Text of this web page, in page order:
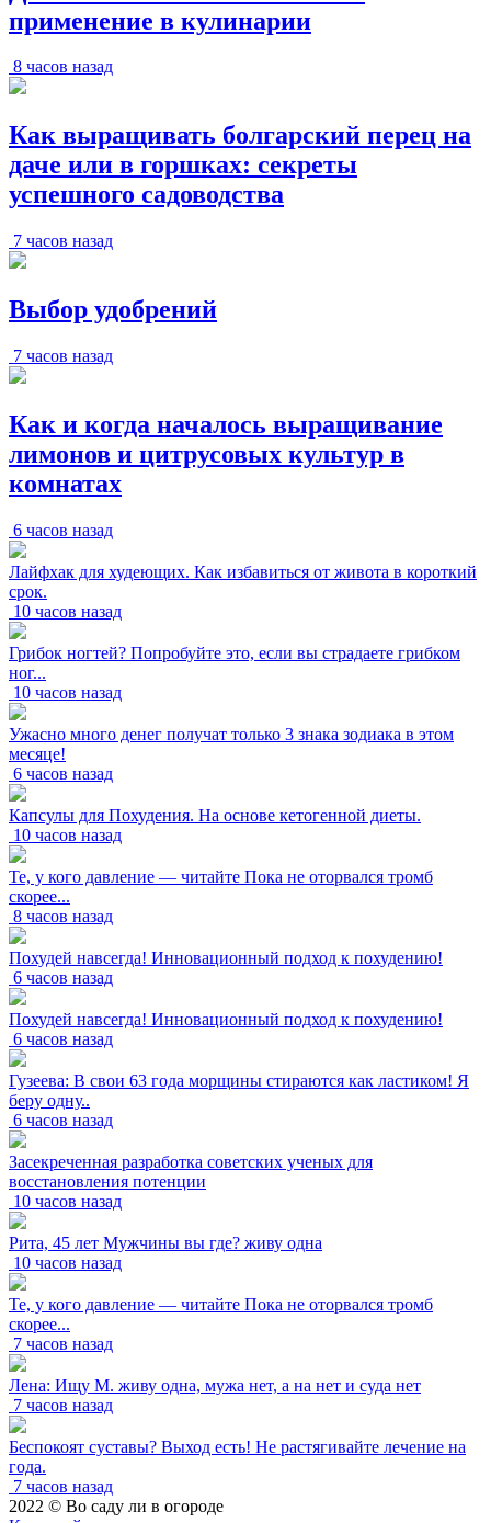
применение в кулинарии
8 часов назад
Как выращивать болгарский перец на
даче или в горшках: секреты
успешного садоводства
7 часов назад
Выбор удобрений
7 часов назад
Как и когда началось выращивание
лимонов и цитрусовых культур в
комнатах
6 часов назад
Лайфхак для худеющих. Как избавиться от живота в короткий
срок.
10 часов назад
Грибок ногтей? Попробуйте это, если вы страдаете грибком
ног...
10 часов назад
Ужасно много денег получат только 3 знака зодиака в этом
месяце!
6 часов назад
Капсулы для Похудения. На основе кетогенной диеты.
10 часов назад
Те, у кого давление — читайте Пока не оторвался тромб
скорее...
8 часов назад
Похудей навсегда! Инновационный подход к похудению!
6 часов назад
Похудей навсегда! Инновационный подход к похудению!
6 часов назад
Гузеева: В свои 63 года морщины стираются как ластиком! Я
беру одну..
6 часов назад
Засекреченная разработка советских ученых для
восстановления потенции
10 часов назад
Рита, 45 лет Мужчины вы где? живу одна
10 часов назад
Те, у кого давление — читайте Пока не оторвался тромб
скорее...
7 часов назад
Лена: Ищу М. живу одна, мужа нет, а на нет и суда нет
7 часов назад
Беспокоят суставы? Выход есть! Не растягивайте лечение на
года.
7 часов назад
2022 © Во саду ли в огороде